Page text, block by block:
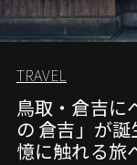
TRAVEL
鳥取・倉吉に
の 倉吉」が
憶に触れる旅